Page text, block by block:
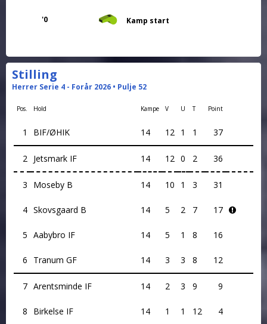
'0 Kamp start
Stilling
Herrer Serie 4 - Forår 2026 • Pulje 52
Pos. Hold Kampe V U T Point
1 BIF/ØHIK 14 12 1 1 37
2 Jetsmark IF 14 12 0 2 36
3 Moseby B 14 10 1 3 31
4 Skovsgaard B 14 5 2 7 17
5 Aabybro IF 14 5 1 8 16
6 Tranum GF 14 3 3 8 12
7 Arentsminde IF 14 2 3 9 9
8 Birkelse IF 14 1 1 12 4